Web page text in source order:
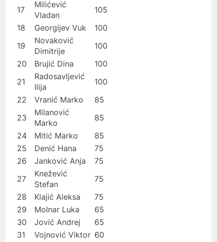
17
Milićević
Vladan
105
18
Georgijev Vuk
100
19
Novaković
Dimitrije
100
20
Brujić Dina
100
21
Radosavljević
Ilija
100
22
Vranić Marko
85
23
Milanović
Marko
85
24
Mitić Marko
85
25
Denić Hana
75
26
Janković Anja
75
27
Knežević
Stefan
75
28
Klajić Aleksa
75
29
Molnar Luka
65
30
Jović Andrej
65
31
Vojnović Viktor 60